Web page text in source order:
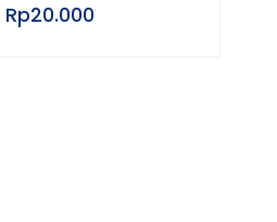
Rp20.000